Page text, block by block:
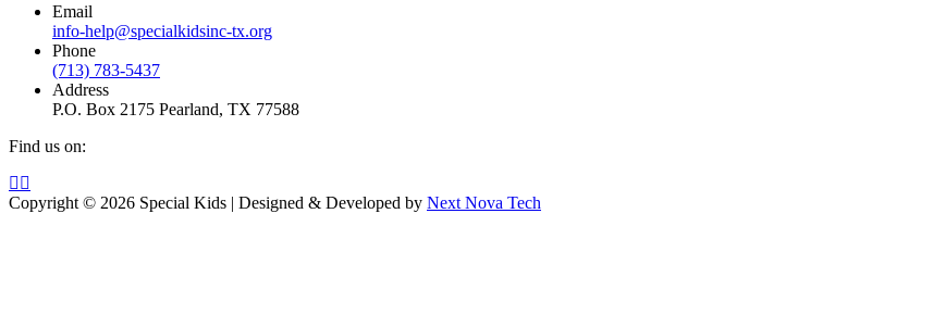
Email
info-help@specialkidsinc-tx.org
Phone
(713) 783-5437
Address
P.O. Box 2175 Pearland, TX 77588
Find us on:
Facebook
page
page
Copyright © 2026 Special Kids | Designed & Developed by Next Nova Tech